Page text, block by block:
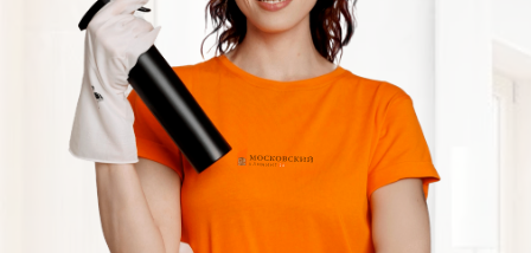
Заказать уборку
Написать в WhatsApp
Профессиональнаяуборка квартир,
домов, офисов и коммерческих
помещений